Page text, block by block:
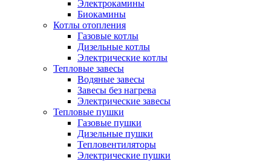
Электрокамины
Биокамины
Котлы отопления
Газовые котлы
Дизельные котлы
Электрические котлы
Тепловые завесы
Водяные завесы
Завесы без нагрева
Электрические завесы
Тепловые пушки
Газовые пушки
Дизельные пушки
Тепловентиляторы
Электрические пушки